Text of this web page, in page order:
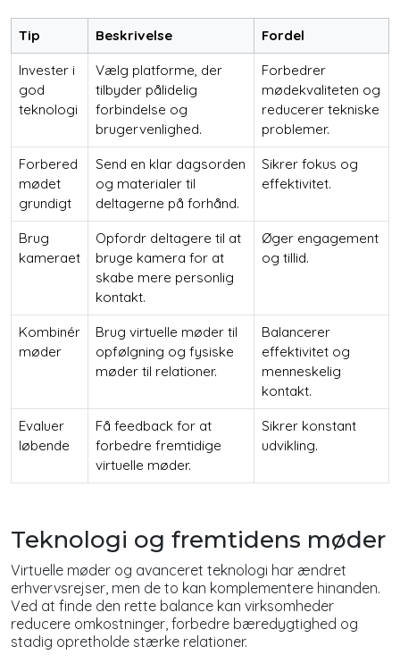
Tip Beskrivelse Fordel
Invester i
god
teknologi
Vælg platforme, der
tilbyder pålidelig
forbindelse og
brugervenlighed.
Forbedrer
mødekvaliteten og
reducerer tekniske
problemer.
Forbered
mødet
grundigt
Send en klar dagsorden
og materialer til
deltagerne på forhånd.
Sikrer fokus og
effektivitet.
Brug
kameraet
Opfordr deltagere til at
bruge kamera for at
skabe mere personlig
kontakt.
Øger engagement
og tillid.
Kombinér
møder
Brug virtuelle møder til
opfølgning og fysiske
møder til relationer.
Balancerer
effektivitet og
menneskelig
kontakt.
Evaluer
løbende
Få feedback for at
forbedre fremtidige
virtuelle møder.
Sikrer konstant
udvikling.
Teknologi og fremtidens møder
Virtuelle møder og avanceret teknologi har ændret
erhvervsrejser, men de to kan komplementere hinanden.
Ved at finde den rette balance kan virksomheder
reducere omkostninger, forbedre bæredygtighed og
stadig opretholde stærke relationer.